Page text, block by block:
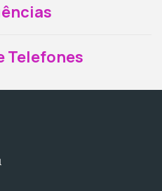
Telefones